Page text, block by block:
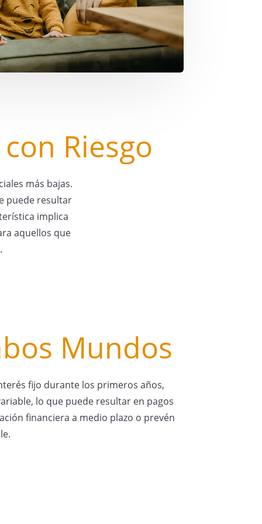
Riesgo
más bajas.
puede resultar
implica
aquellos que
Mundos
fijo durante los primeros años,
lo que puede resultar en pagos
financiera a medio plazo o prevén